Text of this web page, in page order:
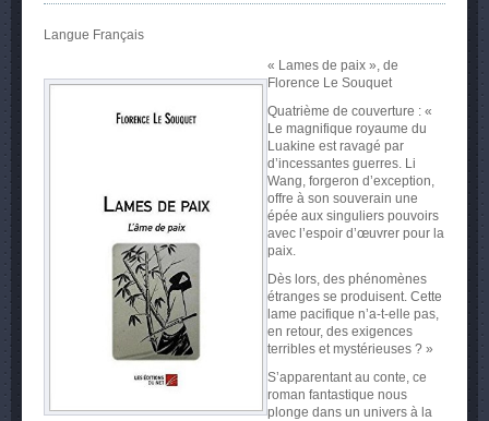
Langue Français
« Lames de paix », de
Florence Le Souquet
Quatrième de couverture : «
Le magnifique royaume du
Luakine est ravagé par
d’incessantes guerres. Li
Wang, forgeron d’exception,
offre à son souverain une
épée aux singuliers pouvoirs
avec l’espoir d’œuvrer pour la
paix.
Dès lors, des phénomènes
étranges se produisent. Cette
lame pacifique n’a-t-elle pas,
en retour, des exigences
terribles et mystérieuses ? »
S’apparentant au conte, ce
roman fantastique nous
plonge dans un univers à la